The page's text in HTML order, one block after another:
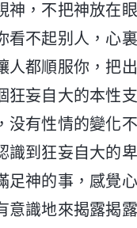
神，不把神放在
不起别人，心
都順服你，把
狂妄自大的本性
有性情的變化
識到狂妄自大的
足神的事，感覺
意識地來揭露揭